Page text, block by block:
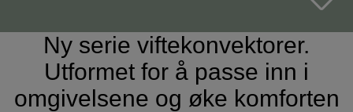
Ny serie viftekonvektorer.
Utformet for å passe inn i
omgivelsene og øke komforten